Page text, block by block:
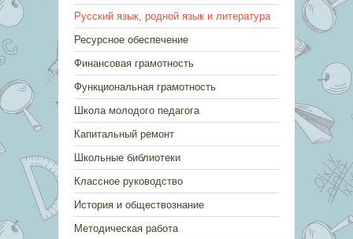
Русский язык, родной язык и литература
Ресурсное обеспечение
Финансовая грамотность
Функциональная грамотность
Школа молодого педагога
Капитальный ремонт
Школьные библиотеки
Классное руководство
История и обществознание
Методическая работа